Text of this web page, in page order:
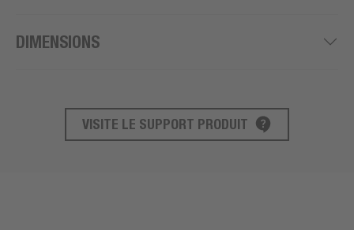
DIMENSIONS
SUPPORT PRODUIT
VISITE LE SUPPORT PRODUIT